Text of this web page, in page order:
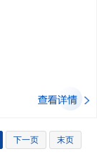
下一页 末页